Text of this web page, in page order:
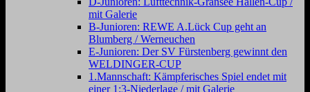
mit Galerie
B-Junioren: REWE A.Lück Cup geht an
Blumberg / Werneuchen
E-Junioren: Der SV Fürstenberg gewinnt den
WELDINGER-CUP
1.Mannschaft: Kämpferisches Spiel endet mit
einer 1:3-Niederlage / mit Galerie